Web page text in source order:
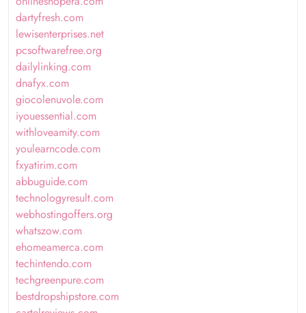
dartyfresh.com
lewisenterprises.net
pcsoftwarefree.org
dailylinking.com
dnafyx.com
giocolenuvole.com
iyouessential.com
withloveamity.com
youlearncode.com
fxyatirim.com
abbuguide.com
technologyresult.com
webhostingoffers.org
whatszow.com
ehomeamerca.com
techintendo.com
techgreenpure.com
bestdropshipstore.com